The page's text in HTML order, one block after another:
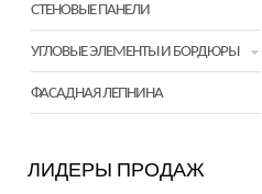
СТЕНОВЫЕ ПАНЕЛИ
УГЛОВЫЕ ЭЛЕМЕНТЫ И БОРДЮРЫ
ФАСАДНАЯ ЛЕПНИНА
ЛИДЕРЫ ПРОДАЖ